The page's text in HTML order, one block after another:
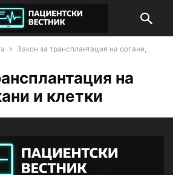
Закон за трансплантация на органи,
на
и клетки